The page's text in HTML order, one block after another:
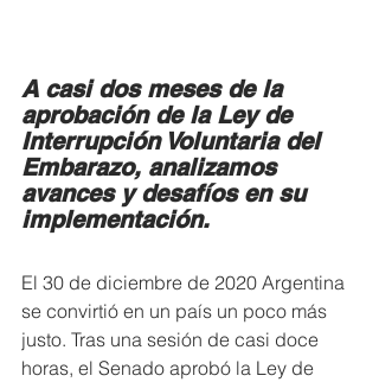
A casi dos meses de la
aprobación de la Ley de
Interrupción Voluntaria del
Embarazo, analizamos
avances y desafíos en su
implementación.
El 30 de diciembre de 2020 Argentina
se convirtió en un país un poco más
justo. Tras una sesión de casi doce
horas, el Senado aprobó la Ley de